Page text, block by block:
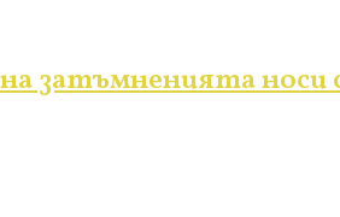
затъмненията носи